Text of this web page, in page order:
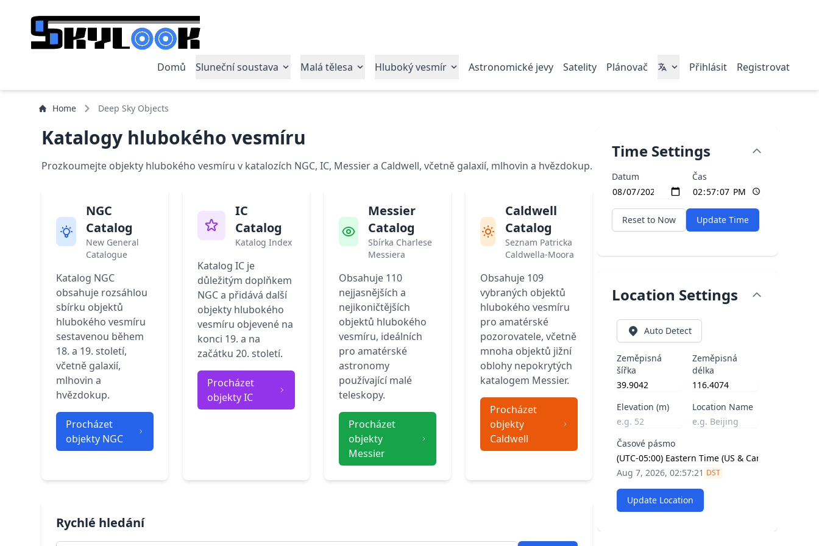
Domů Sluneční soustava Malá tělesa Hluboký vesmír Astronomické jevy Satelity Plánovač Přihlásit Registrovat
Home Deep Sky Objects
Katalogy hlubokého vesmíru
Prozkoumejte objekty hlubokého vesmíru v katalozích NGC, IC, Messier a Caldwell, včetně galaxií, mlhovin a hvězdokup.
NGC
Catalog
New General
Catalogue
Katalog NGC
obsahuje rozsáhlou
sbírku objektů
hlubokého vesmíru
sestavenou během
18. a 19. století,
včetně galaxií,
mlhovin a
hvězdokup.
Procházet
objekty NGC
IC
Catalog
Katalog Index
Katalog IC je
důležitým doplňkem
NGC a přidává další
objekty hlubokého
vesmíru objevené na
konci 19. a na
začátku 20. století.
Procházet
objekty IC
Messier
Catalog
Sbírka Charlese
Messiera
Obsahuje 110
nejjasnějších a
nejikoničtějších
objektů hlubokého
vesmíru, ideálních
pro amatérské
astronomy
používající malé
teleskopy.
Procházet
objekty
Messier
Caldwell
Catalog
Seznam Patricka
Caldwella-Moora
Obsahuje 109
vybraných objektů
hlubokého vesmíru
pro amatérské
pozorovatele, včetně
mnoha objektů jižní
oblohy nepokrytých
katalogem Messier.
Procházet
objekty
Caldwell
Rychlé hledání
Time Settings
Datum Čas
Reset to Now Update Time
Location Settings
Auto Detect
Zeměpisná
šířka
Zeměpisná
délka
Elevation (m) Location Name
Časové pásmo
Aug 7, 2026, 02:57:21 DST
Update Location